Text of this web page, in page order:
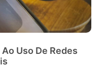
Uso De Redes